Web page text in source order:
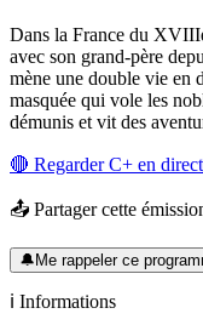
Dans la France du
avec son grand-père
mène une double vie en
masquée qui vole les
démunis et vit des
🔴 RegarderC+ en direct
📤 Partager cette
🔔Me rappeler ce
ℹ️ Informations